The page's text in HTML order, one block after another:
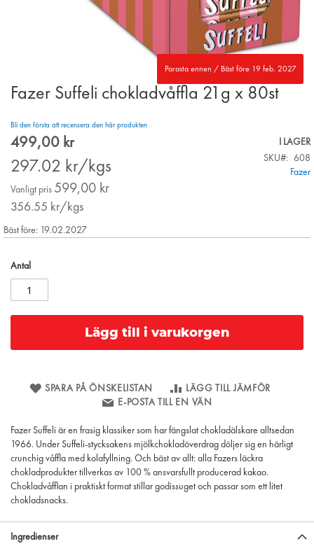
Parasta ennen / Bäst före 19 feb. 2027
Skip
of
the
images
gallery
Fazer Suffeli chokladvåffla 21g x 80st
Bli den första att recensera den här produkten
Special
499,00 kr
297.02 kr/kgs
Vanligt pris 599,00 kr
356.55 kr/kgs
I LAGER
SKU
608
Fazer
Bäst före: 19.02.2027
Antal
Lägg till i varukorgen
SPARA PÅ ÖNSKELISTAN
LÄGG TILL JÄMFÖR
E-POSTA TILL EN VÄN
Fazer Suffeli är en frasig klassiker som har fängslat chokladälskare alltsedan
1966. Under Suffeli-stycksakens mjölkchokladöverdrag döljer sig en härligt
crunchig våffla med kolafyllning. Och bäst av allt: alla Fazers läckra
chokladprodukter tillverkas av 100 % ansvarsfullt producerad kakao.
Chokladvåfflan i praktiskt format stillar godissuget och passar som ett litet
chokladsnacks.
Ingredienser